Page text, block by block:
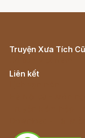
Truyện Xưa Tích Cũ
Liên kết